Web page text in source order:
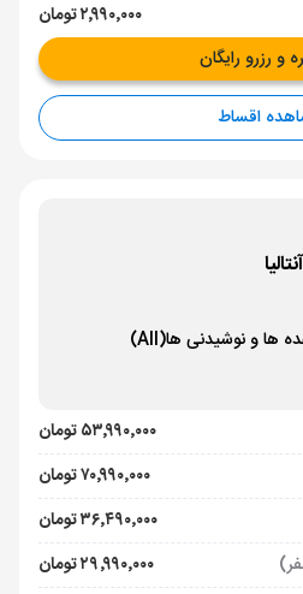
۲٬۹۹۰٬۰۰۰ تومان
و رزرو رایگان
اقساط
ها و نوشیدنی ها(All)
۵۳٬۹۹۰٬۰۰۰ تومان
۷۰٬۹۹۰٬۰۰۰ تومان
۳۶٬۴۹۰٬۰۰۰ تومان
۲۹٬۹۹۰٬۰۰۰ تومان